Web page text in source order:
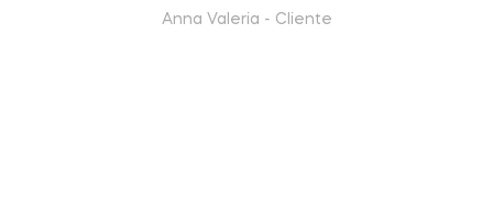
Anna Valeria - Cliente